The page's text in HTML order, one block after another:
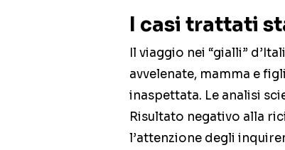
I casi trattati
Il viaggio nei “gialli”
avvelenate, mamma e
inaspettata. Le analisi
Risultato negativo alla
l’attenzione degli